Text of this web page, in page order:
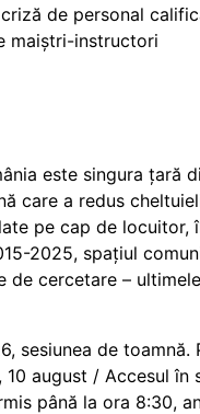
de personal
maiștri-instructori
este singura țară
care a redus
pe cap de locuitor,
2025, spațiul
de cercetare –
sesiunea de toamnă.
10 august / Accesul în
până la ora 8:30,